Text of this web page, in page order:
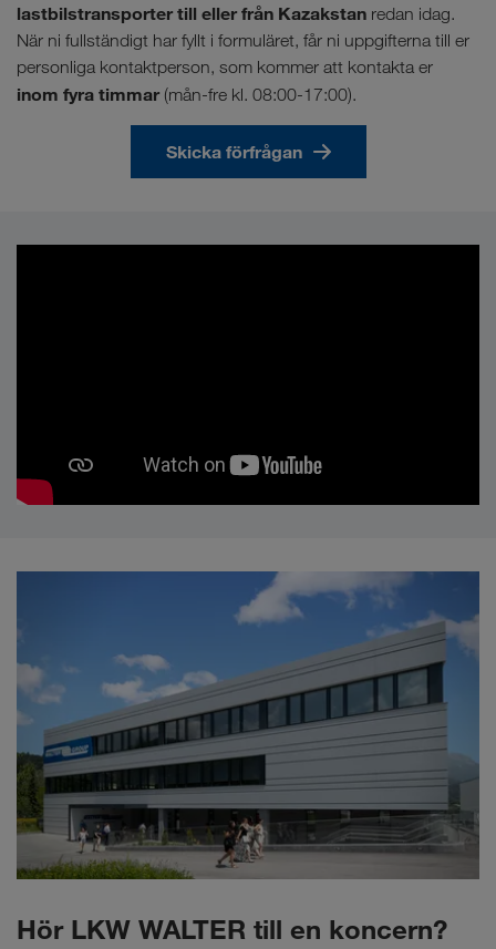
lastbilstransporter till eller från Kazakstan redan idag.
När ni fullständigt har fyllt i formuläret, får ni uppgifterna till er
personliga kontaktperson, som kommer att kontakta er
inom fyra timmar (mån-fre kl. 08:00-17:00).
Skicka förfrågan
Hör LKW WALTER till en koncern?